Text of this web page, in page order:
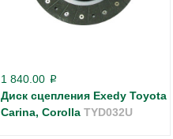
1 840.00 p
Диск сцепления Exedy Toyota
Carina, Corolla TYD032U